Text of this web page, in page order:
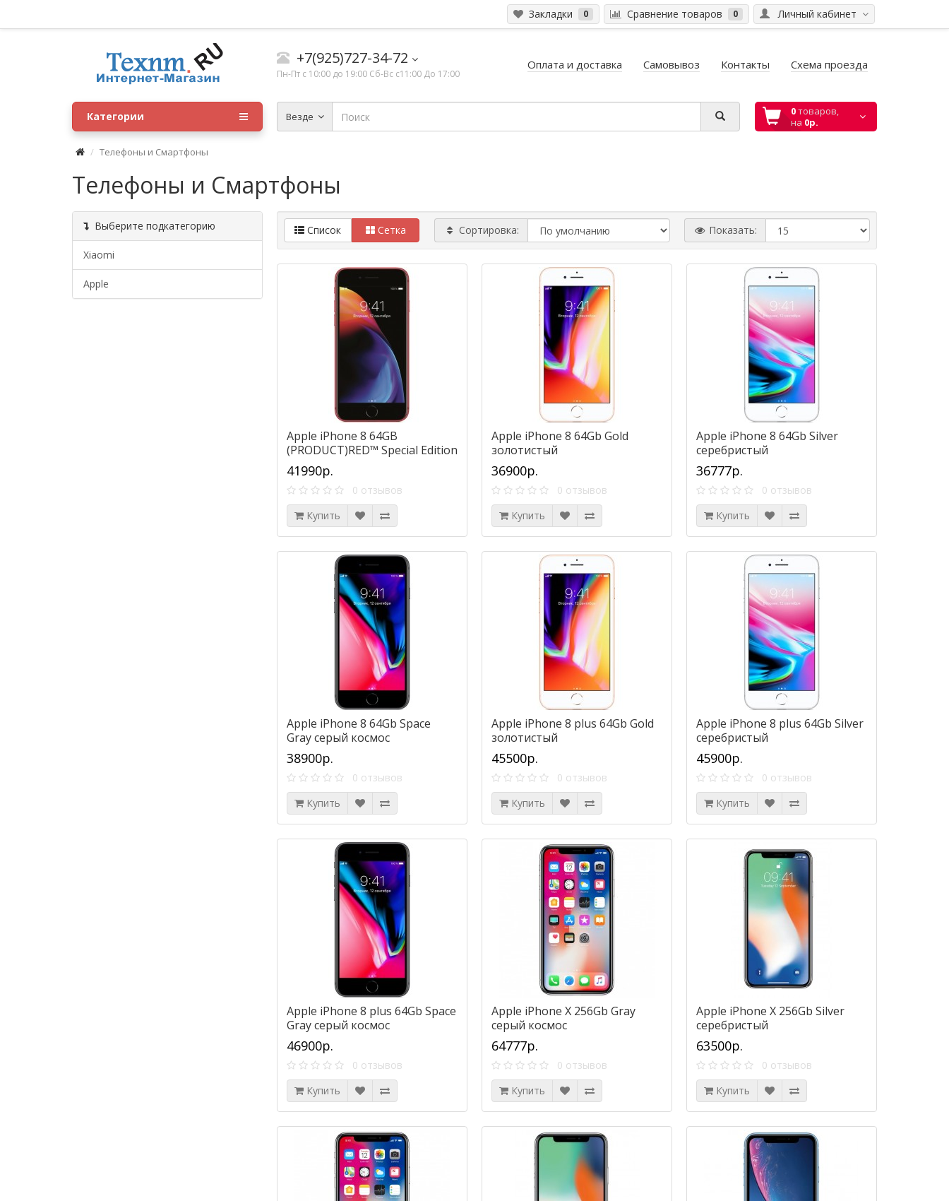
Личный кабинет
Закладки 0 Сравнение товаров 0
+7(925)727-34-72
Пн-Пт с 10:00 до 19:00 Сб-Вс с11:00 До 17:00
Оплата и доставка Самовывоз Контакты Схема проезда
Везде 0товаров,
на 0р.
Категории
Телефоны и Смартфоны
Телефоны и Смартфоны
Выберите подкатегорию
Xiaomi
Apple
Список Сетка Сортировка: Показать:
Apple iPhone 8 64GB
(PRODUCT)RED™ Special Edition
(красный)
41990р.
0 отзывов
Купить
Apple iPhone 8 64Gb Gold
золотистый
36900р.
0 отзывов
Купить
Apple iPhone 8 64Gb Silver
серебристый
36777р.
0 отзывов
Купить
Apple iPhone 8 64Gb Space
Gray серый космос
38900р.
0 отзывов
Купить
Apple iPhone 8 plus 64Gb Gold
золотистый
45500р.
0 отзывов
Купить
Apple iPhone 8 plus 64Gb Silver
серебристый
45900р.
0 отзывов
Купить
Apple iPhone 8 plus 64Gb Space
Gray серый космос
46900р.
0 отзывов
Купить
Apple iPhone X 256Gb Gray
серый космос
64777р.
0 отзывов
Купить
Apple iPhone X 256Gb Silver
серебристый
63500р.
0 отзывов
Купить